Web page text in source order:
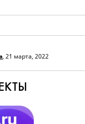
, 21 марта, 2022